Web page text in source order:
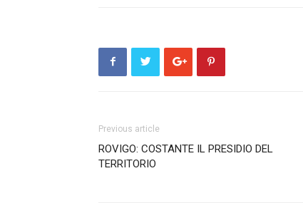
Previous article
ROVIGO: COSTANTE IL PRESIDIO DEL
TERRITORIO